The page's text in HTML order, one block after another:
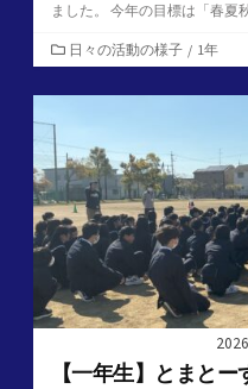
ました。 今年の目標は「春
カ
テ
ゴ
日々の活動の様子 / 1年
【一年生】とまと